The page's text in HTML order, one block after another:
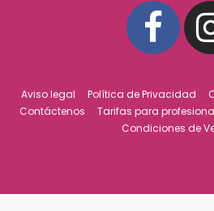
Aviso legal Política de Privacidad
Contáctenos
Tarifas para
Condiciones de